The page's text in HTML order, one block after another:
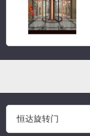
恒达旋转门